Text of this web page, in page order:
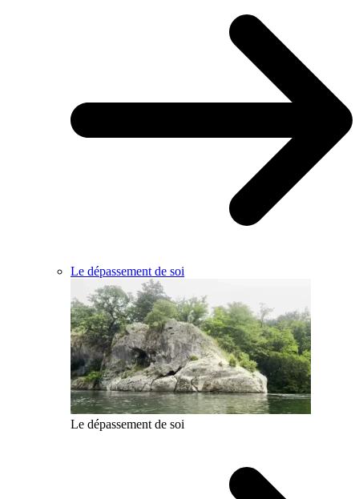
Le dépassement de soi
Le dépassement de soi